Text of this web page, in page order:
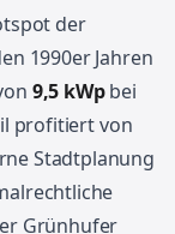
der
1990er Jahren
9,5 kWpbei
profitiert von
Stadtplanung
Grünhufer